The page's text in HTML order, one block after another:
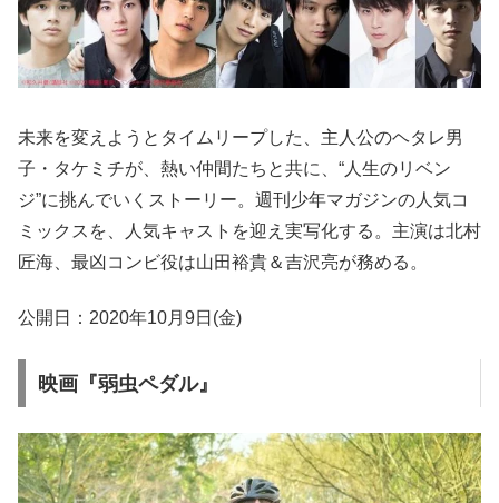
未来を変えようとタイムリープした、主人公のヘタレ男
子・タケミチが、熱い仲間たちと共に、“人生のリベン
ジ”に挑んでいくストーリー。週刊少年マガジンの人気コ
ミックスを、人気キャストを迎え実写化する。主演は北村
匠海、最凶コンビ役は山田裕貴＆吉沢亮が務める。
公開日：2020年10月9日(金)
映画『弱虫ペダル』